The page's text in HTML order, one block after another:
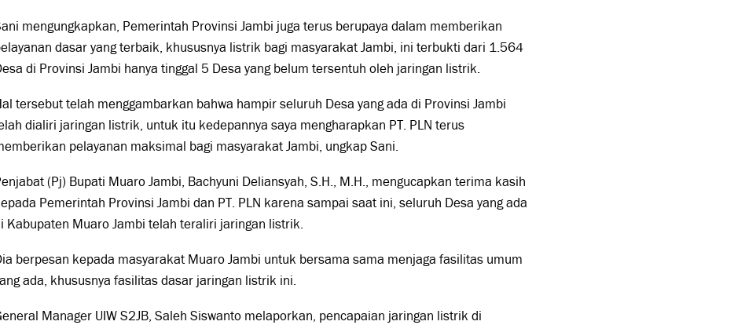
mengungkapkan, Pemerintah Provinsi Jambi juga terus berupaya dalam memberikan
dasar yang terbaik, khususnya listrik bagi masyarakat Jambi, ini terbukti dari 1.564
di Provinsi Jambi hanya tinggal 5 Desa yang belum tersentuh oleh jaringan listrik.
tersebut telah menggambarkan bahwa hampir seluruh Desa yang ada di Provinsi Jambi
dialiri jaringan listrik, untuk itu kedepannya saya mengharapkan PT. PLN terus
pelayanan maksimal bagi masyarakat Jambi, ungkap Sani.
(Pj) Bupati Muaro Jambi, Bachyuni Deliansyah, S.H., M.H., mengucapkan terima kasih
Pemerintah Provinsi Jambi dan PT. PLN karena sampai saat ini, seluruh Desa yang ada
Kabupaten Muaro Jambi telah teraliri jaringan listrik.
berpesan kepada masyarakat Muaro Jambi untuk bersama sama menjaga fasilitas umum
ada, khususnya fasilitas dasar jaringan listrik ini.
Manager UIW S2JB, Saleh Siswanto melaporkan, pencapaian jaringan listrik di